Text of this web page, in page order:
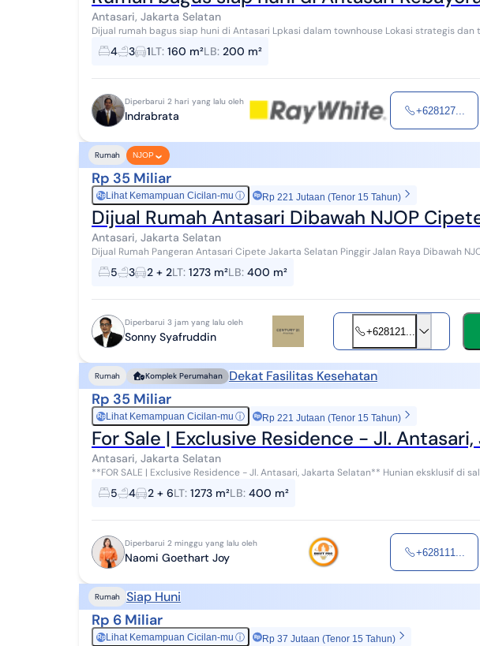
Antasari, Jakarta Selatan
Dijual rumah bagus siap huni di Antasari Lpkasi dalam townhouse Lokasi strategis dan tenang Dekat Blok M
Dekat Sudirman Dekat Kemang Village Dekat...
4 3 1LT: 160 m²LB: 200 m²
Diperbarui 2 hari yang lalu oleh
Indrabrata +628127...
Rumah NJOP
Rp 35 Miliar
RpLihat Kemampuan Cicilan-mu ⓘ Rp 221 Jutaan (Tenor 15 Tahun)
Dijual Rumah Antasari Dibawah NJOP
Antasari, Jakarta Selatan
Dijual Rumah Pangeran Antasari Cipete Jakarta Selatan Pinggir Jalan Raya Dibawah NJOP Luas: 1273 m2 Luas
Bangunan: 400 m2 Bentuk Tanah Ngantong D...
5 3 2 + 2LT: 1273 m²LB: 400 m²
Diperbarui 3 jam yang lalu oleh
Sonny Syafruddin +628121...
Rumah Komplek Perumahan Dekat Fasilitas Kesehatan
Rp 35 Miliar
RpLihat Kemampuan Cicilan-mu ⓘ Rp 221 Jutaan (Tenor 15 Tahun)
For Sale | Exclusive Residence - Jl.
Antasari, Jakarta Selatan
**FOR SALE | Exclusive Residence - Jl. Antasari, Jakarta Selatan** Hunian eksklusif di salah satu kawasan
paling strategis Jakarta Selatan. Berdir...
5 4 2 + 6LT: 1273 m²LB: 400 m²
Diperbarui 2 minggu yang lalu oleh
Naomi Goethart Joy +628111...
Rumah Siap Huni
Rp 6 Miliar
RpLihat Kemampuan Cicilan-mu ⓘ Rp 37 Jutaan (Tenor 15 Tahun)